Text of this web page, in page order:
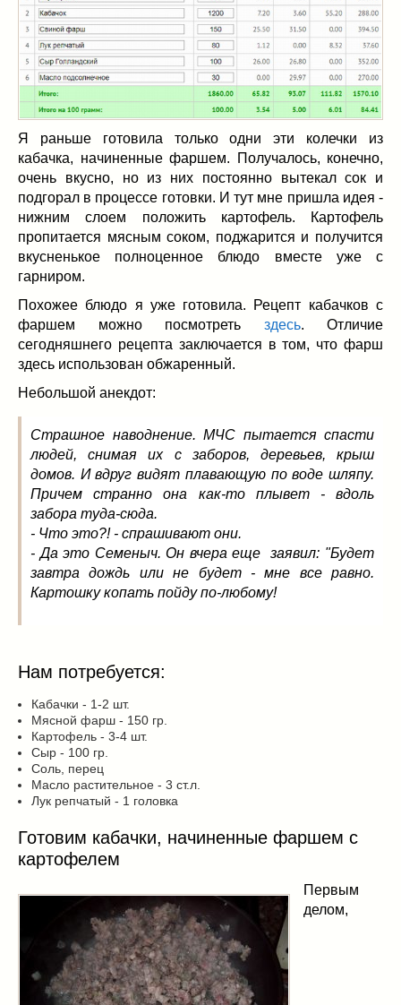
напитки(1)
разное(6)
рыбные блюда(4)
салаты(11)
соусы(1)
Супы(1)
тушеное
(3)
Грибы (5)
Напитки(3)
Овощные заготовки (11)
Сладкие заготовки(10)
Поговорим о
конкурсы(7)
продуктах(2)
Праздничные блюда
День всех влюбленных(3)
мужские даты(1)
Новогоднее меню(9)
Пасха (7)
Я раньше готовила только одни эти колечки из
кабачка, начиненные фаршем. Получалось, конечно,
очень вкусно, но из них постоянно вытекал сок и
подгорал в процессе готовки. И тут мне пришла идея -
нижним слоем положить картофель. Картофель
пропитается мясным соком, поджарится и получится
вкусненькое полноценное блюдо вместе уже с
гарниром.
Похожее блюдо я уже готовила. Рецепт кабачков с
фаршем можно посмотреть здесь. Отличие
сегодняшнего рецепта заключается в том, что фарш
здесь использован обжаренный.
Небольшой анекдот:
Страшное наводнение. МЧС пытается спасти
людей, снимая их с заборов, деревьев, крыш
домов. И вдруг видят плавающую по воде шляпу.
Причем странно она как-то плывет - вдоль
забора туда-сюда.
- Что это?! - спрашивают они.
- Да это Семеныч. Он вчера еще заявил: "Будет
завтра дождь или не будет - мне все равно.
Картошку копать пойду по-любому!
Нам потребуется:
Кабачки - 1-2 шт.
Мясной фарш - 150 гр.
Картофель - 3-4 шт.
Сыр - 100 гр.
Соль, перец
Масло растительное - 3 ст.л.
Лук репчатый - 1 головка
Готовим кабачки, начиненные фаршем с
картофелем
Первым
делом,